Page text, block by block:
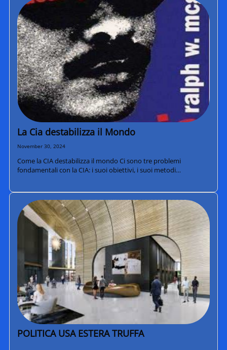
La Cia destabilizza il Mondo
November 30, 2024
Come la CIA destabilizza il mondo Ci sono tre problemi
fondamentali con la CIA: i suoi obiettivi, i suoi metodi…
POLITICA USA ESTERA TRUFFA